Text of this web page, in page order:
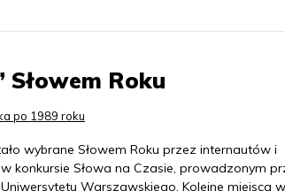
Słowem Roku
po 1989 roku
wybrane Słowem Roku przez internautów i
konkursie Słowa na Czasie, prowadzonym
Warszawskiego. Kolejne miejsca w